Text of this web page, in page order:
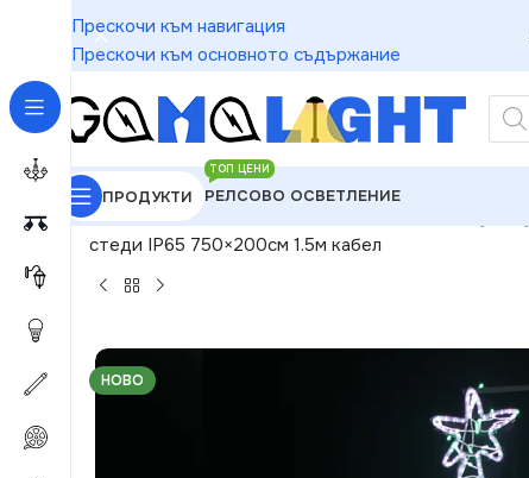
Прескочи към навигация
Прескочи към основното съдържание
ПРОДУКТИ РЕЛСОВО ОСВЕТЛЕНИЕ
ТОП ЦЕНИ
GAMALIGHT»
стеди IP65 750×200см 1.5м кабел
НОВО